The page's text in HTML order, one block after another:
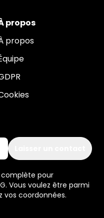
propos
propos
complète pour
Vous voulez être parmi
vos coordonnées.